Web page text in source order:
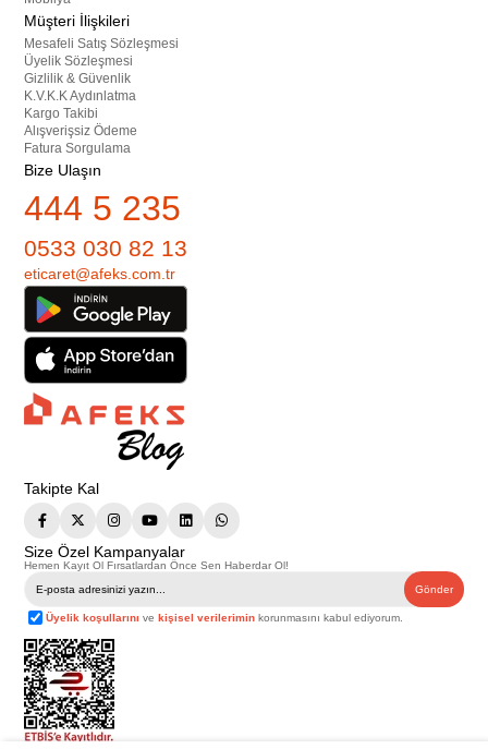
Müşteri İlişkileri
Mesafeli Satış Sözleşmesi
Üyelik Sözleşmesi
Gizlilik & Güvenlik
K.V.K.K Aydınlatma
Kargo Takibi
Alışverişsiz Ödeme
Fatura Sorgulama
Bize Ulaşın
444 5 235
0533 030 82 13
eticaret@afeks.com.tr
Takipte Kal
Size Özel Kampanyalar
Hemen Kayıt Ol Fırsatlardan Önce Sen Haberdar Ol!
Gönder
Üyelik koşullarını vekişisel verilerimin korunmasını kabul ediyorum.